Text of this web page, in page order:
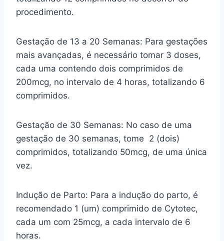
procedimento.
Gestação de 13 a 20 Semanas: Para gestações
mais avançadas, é necessário tomar 3 doses,
cada uma contendo dois comprimidos de
200mcg, no intervalo de 4 horas, totalizando 6
comprimidos.
Gestação de 30 Semanas: No caso de uma
gestação de 30 semanas, tome 2 (dois)
comprimidos, totalizando 50mcg, de uma única
vez.
Indução de Parto: Para a indução do parto, é
recomendado 1 (um) comprimido de Cytotec,
cada um com 25mcg, a cada intervalo de 6
horas.